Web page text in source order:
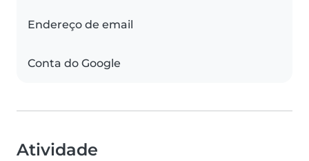
Endereço de email
Conta do Google
Atividade